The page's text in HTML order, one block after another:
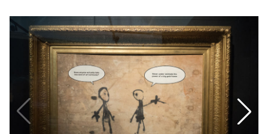
Афиша
Книги
Выставки
Пресс-
релизы
О
Metro